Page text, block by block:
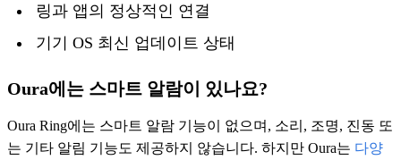
링과 앱의 정상적인 연결
기기 OS 최신 업데이트 상태
Oura에는 스마트 알람이 있나요?
Oura Ring에는 스마트 알람 기능이 없으며, 소리, 조명, 진동 또
는 기타 알림 기능도 제공하지 않습니다. 하지만 Oura는 다양